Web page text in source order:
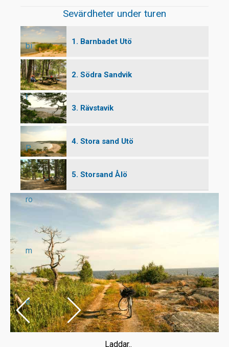
bi
l
P
ro
m
e
Sevärdheter under turen
1. Barnbadet Utö
2. Södra Sandvik
3. Rävstavik
4. Stora sand Utö
5. Storsand Ålö
Laddar..